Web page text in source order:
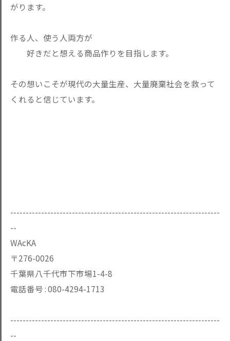
がります。
作る人、使う人両方が
好きだと想える商品作りを目指します。
その想いこそが現代の大量生産、大量廃棄社会を救って
くれると信じています。
--------------------------------------------------------------------
--
WAcKA
〒276-0026
千葉県八千代市下市場1-4-8
電話番号 :080-4294-1713
--------------------------------------------------------------------
--